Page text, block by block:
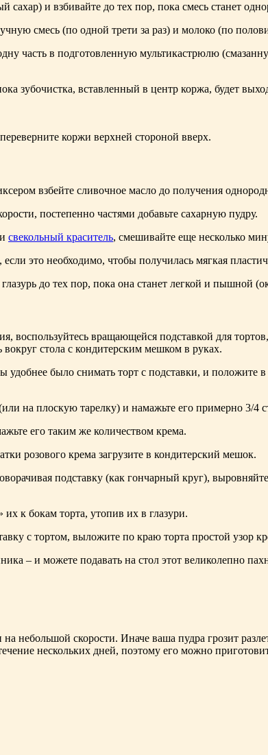
сахар) и взбивайте до тех пор, пока смесь станет
смесь (по одной трети за раз) и молоко (по
часть в подготовленную мультикастрюлю
зубочистка, вставленный в центр коржа, будет
коржи верхней стороной вверх.
взбейте сливочное масло до получения
постепенно частями добавьте сахарную пудру.
свекольный краситель, смешивайте еще несколько
это необходимо, чтобы получилась мягкая
до тех пор, пока она станет легкой и пышной
воспользуйтесь вращающейся подставкой для
вокруг стола с кондитерским мешком в руках.
удобнее было снимать торт с подставки, и
на плоскую тарелку) и намажьте его примерно 3/4
его таким же количеством крема.
розового крема загрузите в кондитерский мешок.
подставку (как гончарный круг),
к бокам торта, утопив их в глазури.
с тортом, выложите по краю торта простой узор
– и можете подавать на стол этот великолепно
небольшой скорости. Иначе ваша пудра грозит
нескольких дней, поэтому его можно